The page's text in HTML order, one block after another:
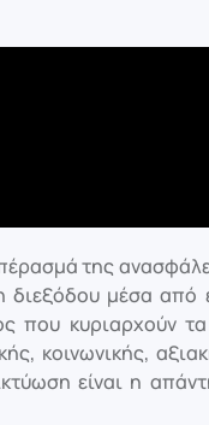
της
μέσα από
που κυριαρχούν
κοινωνικής,
είναι η